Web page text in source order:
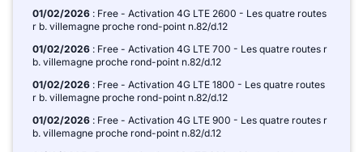
01/02/2026 : Free - Activation 4G LTE 2600 - Les quatre routes
r b. villemagne proche rond-point n.82/d.12
01/02/2026 : Free - Activation 4G LTE 700 - Les quatre routes r
b. villemagne proche rond-point n.82/d.12
01/02/2026 : Free - Activation 4G LTE 1800 - Les quatre routes
r b. villemagne proche rond-point n.82/d.12
01/02/2026 : Free - Activation 4G LTE 900 - Les quatre routes r
b. villemagne proche rond-point n.82/d.12